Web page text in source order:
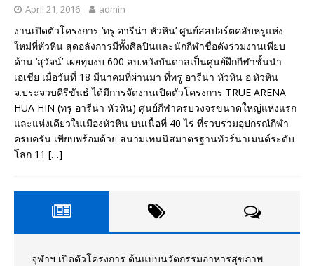
April 21, 2016 admin
งานเปิดตัวโครงการ ‘ทรู อารีน่า หัวหิน’ ศูนย์สสปอร์ตคลับหรูแห่ง
ใหม่ที่หัวหิน สุดอลังการมีทั้งศิลปินและนักกีฬาชื่อดังร่วมงานเพียบ
ด้าน ‘สุวัจน์’ เผยทุ่มงบ 600 ลบ.หวังบันดาลเป็นศูนย์ฝึกกีฬาชั้นนำ
เอเชีย เมื่อวันที่ 18 มีนาคมที่ผ่านมา ที่ทรู อารีน่า หัวหิน อ.หัวหิน
จ.ประจวบคีรีขันธ์ ได้มีการจัดงานเปิดตัวโครงการ TRUE ARENA
HUA HIN (ทรู อารีน่า หัวหิน) ศูนย์กีฬาครบวงจรขนาดใหญ่แห่งแรก
และแห่งเดียวในเมืองหัวหิน บนเนื้อที่ 40 ไร่ ที่รวบรวมอุปกรณ์กีฬา
ครบครัน เพียบพร้อมด้วย สนามเทนนิสมาตรฐานทัวร์นาเมนต์ระดับ
โลก 11 […]
จุฬาฯ เปิดตัวโครงการ ต้นแบบนวัตกรรมอาหารสุขภาพ